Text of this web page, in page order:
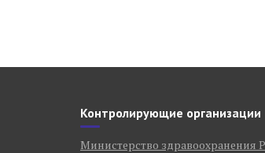
Контролирующие организации
Министерство здравоохранения